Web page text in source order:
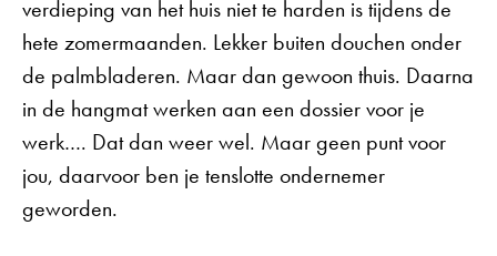
verdieping van het huis niet te harden is tijdens de
hete zomermaanden. Lekker buiten douchen onder
de palmbladeren. Maar dan gewoon thuis. Daarna
in de hangmat werken aan een dossier voor je
werk…. Dat dan weer wel. Maar geen punt voor
jou, daarvoor ben je tenslotte ondernemer
geworden.